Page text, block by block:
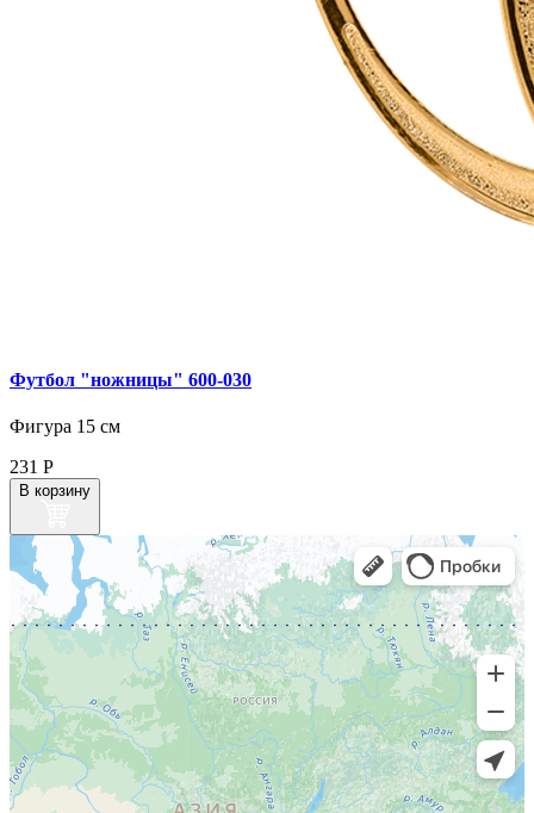
Футбол "ножницы" 600‑030
Фигура 15 см
231 Р
В корзину